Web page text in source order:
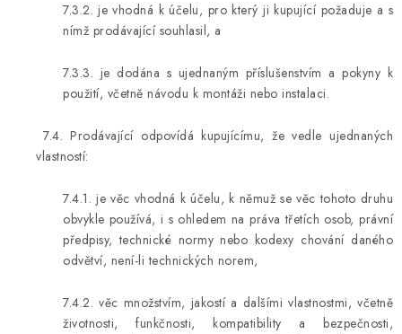
7.3.2. je vhodná k účelu, pro který ji kupující požaduje a s
nímž prodávající souhlasil, a
7.3.3. je dodána s ujednaným příslušenstvím a pokyny k
použití, včetně návodu k montáži nebo instalaci.
7.4. Prodávající odpovídá kupujícímu, že vedle ujednaných
vlastností:
7.4.1. je věc vhodná k účelu, k němuž se věc tohoto druhu
obvykle používá, i s ohledem na práva třetích osob, právní
předpisy, technické normy nebo kodexy chování daného
odvětví, není-li technických norem,
7.4.2. věc množstvím, jakostí a dalšími vlastnostmi, včetně
životnosti, funkčnosti, kompatibility a bezpečnosti,